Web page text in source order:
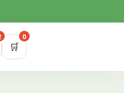
🛒
0